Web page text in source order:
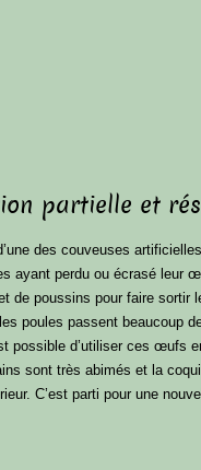
partielle et
des couveuses
ayant perdu ou écrasé leur
de poussins pour faire sortir
poules passent beaucoup
possible d’utiliser ces œufs
sont très abimés et la
C’est parti pour une